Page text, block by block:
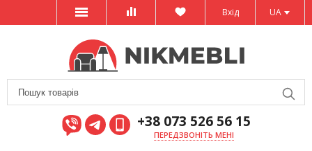
UA
Вхід
+38 073 526 56 15
ПЕРЕДЗВОНІТЬ МЕНІ